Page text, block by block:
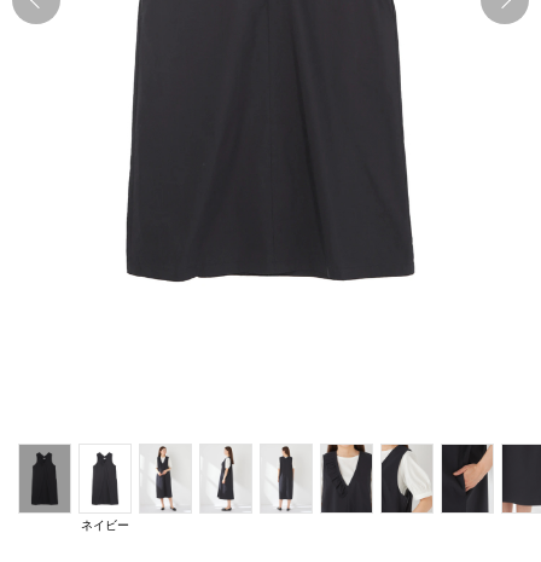
ネイビー